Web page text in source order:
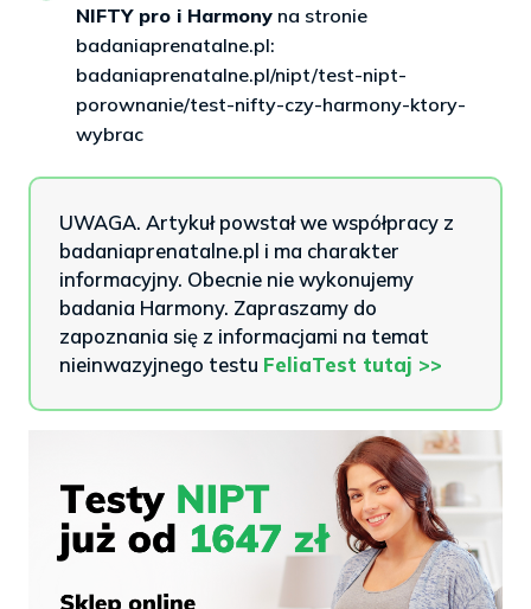
NIFTY pro i Harmony na stronie
badaniaprenatalne.pl:
badaniaprenatalne.pl/nipt/test-nipt-
porownanie/test-nifty-czy-harmony-ktory-
wybrac
UWAGA. Artykuł powstał we współpracy z
badaniaprenatalne.pl i ma charakter
informacyjny. Obecnie nie wykonujemy
badania Harmony. Zapraszamy do
zapoznania się z informacjami na temat
nieinwazyjnego testu FeliaTest tutaj >>